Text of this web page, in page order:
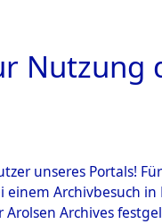
Nutzung
unseres Portals!
Archivbesuch
Archives